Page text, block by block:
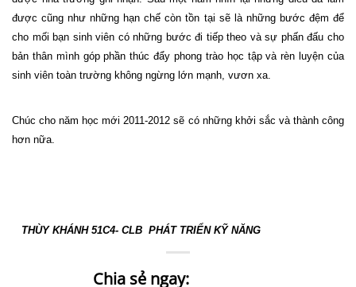
được cũng như những hạn chế còn tồn tại sẽ là những bước đệm để
cho mối bạn sinh viên có những bước đi tiếp theo và sự phấn đấu cho
bản thân mình góp phần thúc đẩy phong trào học tập và rèn luyện của
sinh viên toàn trường không ngừng lớn mạnh, vươn xa.
Chúc cho năm học mới 2011-2012 sẽ có những khởi sắc và thành công
hơn nữa.
THÙY KHÁNH 51C4- CLB PHÁT TRIỂN KỸ NĂNG